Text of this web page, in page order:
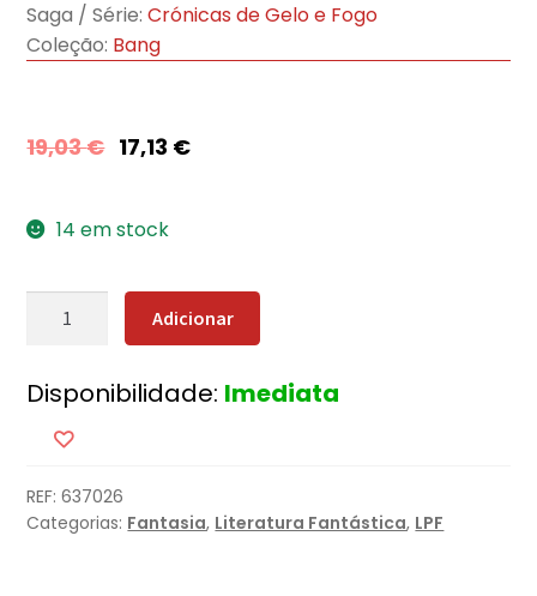
Saga / Série: Crónicas de Gelo e Fogo
Coleção: Bang
19,03€ 17,13 €
14 em stock
Quantidade
Fúria
dos
Reis
Adicionar
Disponibilidade: Imediata
REF:637026
Categorias: Fantasia, Literatura Fantástica, LPF